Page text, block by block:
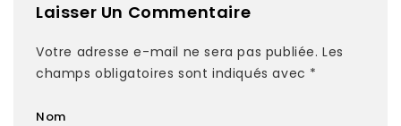
Laisser Un Commentaire
Votre adresse e-mail ne sera pas publiée. Les
champs obligatoires sont indiqués avec *
Nom